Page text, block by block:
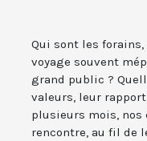
Qui sont les
voyage souvent
grand public ?
valeurs, leur
plusieurs mois, nos
rencontre, au fil de